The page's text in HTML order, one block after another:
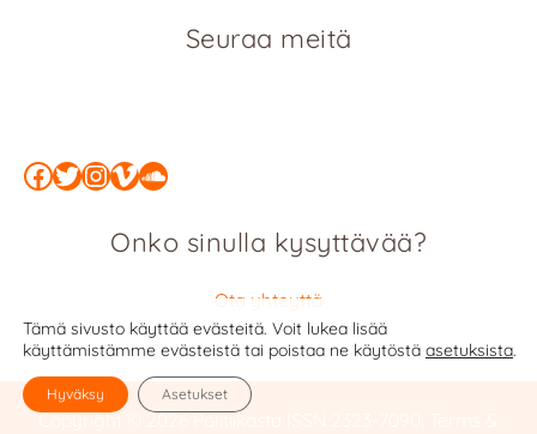
Seuraa meitä
Facebook
Twitter
Instagram
Vimeo
SoundCloud
Onko sinulla kysyttävää?
Ota yhteyttä
Copyright © 2026 Politiikasta
Tämä sivusto käyttää evästeitä. Voit lukea lisää
käyttämistämme evästeistä tai poistaa ne käytöstä asetuksista.
Hyväksy Asetukset